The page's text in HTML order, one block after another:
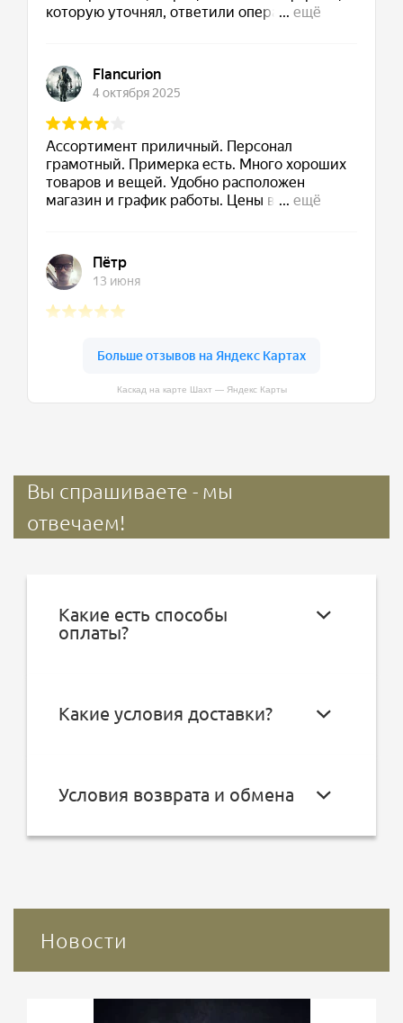
Каскад на карте Шахт — Яндекс Карты
Вы спрашиваете - мы
отвечаем!
Какие есть способы
оплаты?
Какие условия доставки?
Условия возврата и обмена
Новости